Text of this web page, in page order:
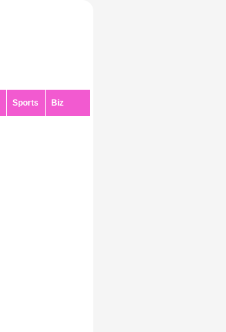
Sports Biz